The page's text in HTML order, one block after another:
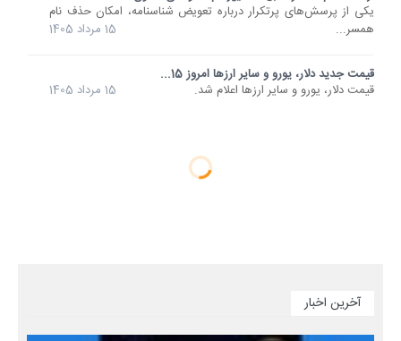
یکی از پرسش‌های پرتکرار درباره تعویض شناسنامه، امکان حذف نام
همسر...
15 مرداد 1405
قیمت جدید دلار، یورو و سایر ارزها امروز 15...
قیمت دلار، یورو و سایر ارزها اعلام شد.
15 مرداد 1405
آخرین اخبار